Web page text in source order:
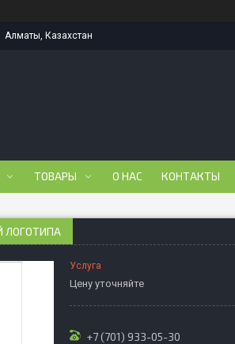
Алматы, Казахстан
ТОВАРЫ О НАС КОНТАКТЫ
ЛОГОТИПА
Услуга
Цену уточняйте
+7 (701) 933-05-30